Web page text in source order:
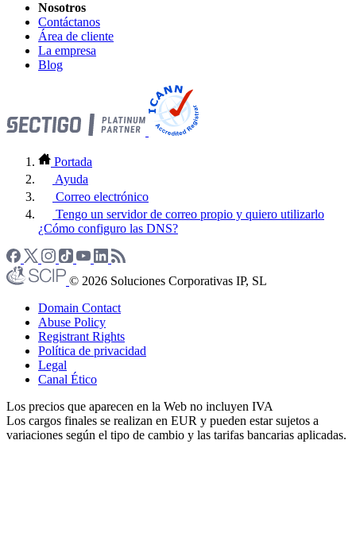
Nosotros
Contáctanos
Área de cliente
La empresa
Blog
Portada
Ayuda
Correo electrónico
Tengo un servidor de correo propio y quiero utilizarlo
¿Cómo configuro las DNS?
© 2026 Soluciones Corporativas IP, SL
Domain Contact
Abuse Policy
Registrant Rights
Política de privacidad
Legal
Canal Ético
Los precios que aparecen en la Web no incluyen IVA
Los cargos finales se realizan en EUR y pueden estar sujetos a
variaciones según el tipo de cambio y las tarifas bancarias aplicadas.